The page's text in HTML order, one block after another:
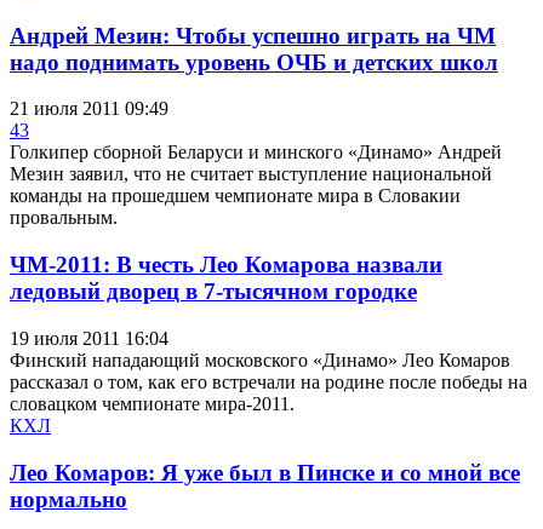
Андрей Мезин: Чтобы успешно играть на ЧМ
надо поднимать уровень ОЧБ и детских школ
21 июля 2011 09:49
43
Голкипер сборной Беларуси и минского «Динамо» Андрей
Мезин заявил, что не считает выступление национальной
команды на прошедшем чемпионате мира в Словакии
провальным.
ЧМ-2011: В честь Лео Комарова назвали
ледовый дворец в 7-тысячном городке
19 июля 2011 16:04
Финский нападающий московского «Динамо» Лео Комаров
рассказал о том, как его встречали на родине после победы на
словацком чемпионате мира-2011.
КХЛ
Лео Комаров: Я уже был в Пинске и со мной все
нормально